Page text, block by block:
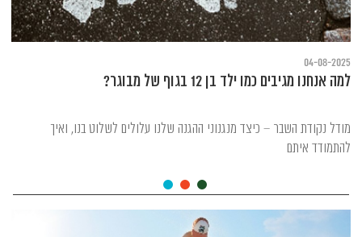
04-08-2025
למה אנחנו מגיבים כמו ילד בן 12 בגוף של מבוגר?
מודל נקודת השבר – כיצד מנגנוני ההגנה שלנו עלולים לשלוט בנו, ואיך
להתמודד איתם